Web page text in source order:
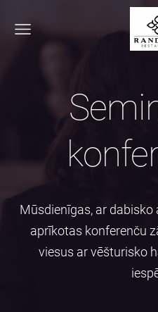
Mūsdienīgas, ar
aprīkotas konferenču
viesus ar vēšturisko